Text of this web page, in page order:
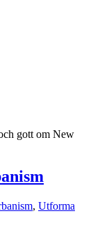
gott om New
, Utforma